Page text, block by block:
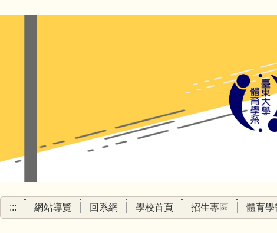
::: 網站導覽 回系網 學校首頁 招生專區 體育學